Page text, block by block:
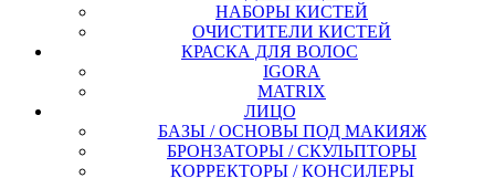
НАБОРЫ КИСТЕЙ
ОЧИСТИТЕЛИ КИСТЕЙ
КРАСКА ДЛЯ ВОЛОС
IGORA
MATRIX
ЛИЦО
БАЗЫ / ОСНОВЫ ПОД МАКИЯЖ
БРОНЗАТОРЫ / СКУЛЬПТОРЫ
КОРРЕКТОРЫ / КОНСИЛЕРЫ